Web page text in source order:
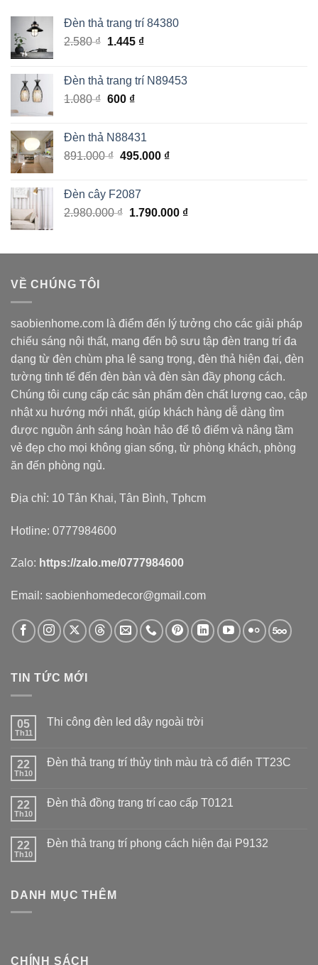
Đèn thả trang trí 84380
2.580₫ Giá
2.580 ₫.
1.445 ₫Giá
là:
Đèn thả trang trí N89453
1.080₫ Giá
1.080 ₫.
600 ₫Giá
là:
600 ₫.
Đèn thả N88431
891.000₫ Giá
891.000 ₫.
495.000 ₫Giá
495.000 ₫.
Đèn cây F2087
2.980.000₫ Giá
2.980.000 ₫.
1.790.000 ₫Giá
là:
VỀ CHÚNG TÔI
saobienhome.com là điểm đến lý tưởng cho các giải pháp
chiếu sáng nội thất, mang đến bộ sưu tập đèn trang trí đa
dạng từ đèn chùm pha lê sang trọng, đèn thả hiện đại, đèn
tường tinh tế đến đèn bàn và đèn sàn đầy phong cách.
Chúng tôi cung cấp các sản phẩm đèn chất lượng cao, cập
nhật xu hướng mới nhất, giúp khách hàng dễ dàng tìm
được nguồn ánh sáng hoàn hảo để tô điểm và nâng tầm
vẻ đẹp cho mọi không gian sống, từ phòng khách, phòng
ăn đến phòng ngủ.
Địa chỉ: 10 Tân Khai, Tân Bình, Tphcm
Hotline: 0777984600
Zalo: https://zalo.me/0777984600
Email: saobienhomedecor@gmail.com
TIN TỨC MỚI
05
Th11
Thi công đèn led dây ngoài trời
22
Th10
Đèn thả trang trí thủy tinh màu trà cổ điển TT23C
22
Th10
Đèn thả đồng trang trí cao cấp T0121
22
Th10
Đèn thả trang trí phong cách hiện đại P9132
DANH MỤC THÊM
CHÍNH SÁCH